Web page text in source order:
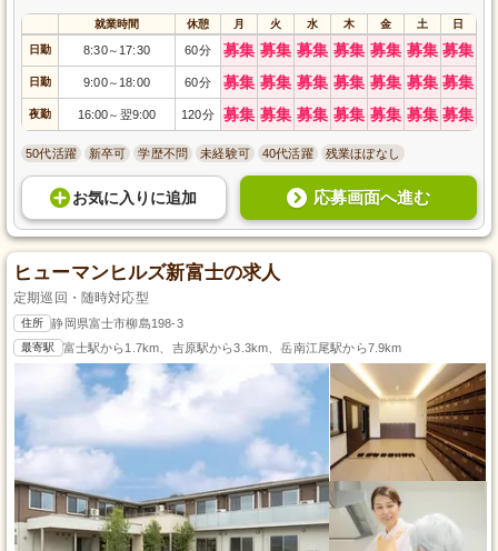
就業時間 休憩 月 火 水 木 金 土 日
日勤 8:30～ 17:30 60分 募集 募集 募集 募集 募集 募集 募集
日勤 9:00～ 18:00 60分 募集 募集 募集 募集 募集 募集 募集
夜勤 16:00～ 翌9:00 120分 募集 募集 募集 募集 募集 募集 募集
50代活躍 新卒可 学歴不問 未経験可 40代活躍 残業ほぼなし
お気に入り に追加 応募画面へ進む
ヒューマンヒルズ新富士の求人
定期巡回・随時対応型
住所 静岡県富士市柳島198-3
最寄駅 富士駅から1.7km、吉原駅から3.3km、岳南江尾駅から7.9km